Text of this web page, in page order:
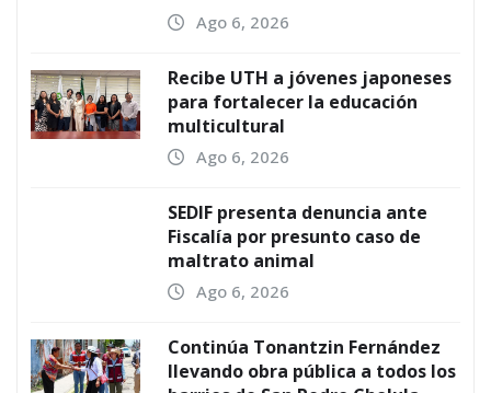
Ago 6, 2026
Recibe UTH a jóvenes japoneses
para fortalecer la educación
multicultural
Ago 6, 2026
SEDIF presenta denuncia ante
Fiscalía por presunto caso de
maltrato animal
Ago 6, 2026
Continúa Tonantzin Fernández
llevando obra pública a todos los